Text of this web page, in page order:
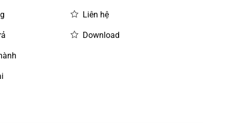
Liên hệ
Download